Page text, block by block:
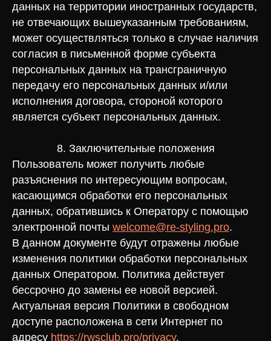
данных на территории иностранных государств,
не отвечающих вышеуказанным требованиям,
может осуществляться только в случае наличия
согласия в письменной форме субъекта
персональных данных на трансграничную
передачу его персональных данных и/или
исполнения договора, стороной которого
является субъект персональных данных.
8. Заключительные положения
Пользователь может получить любые
разъяснения по интересующим вопросам,
касающимся обработки его персональных
данных, обратившись к Оператору с помощью
электронной почты welcome@re-styling.pro.
В данном документе будут отражены любые
изменения политики обработки персональных
данных Оператором. Политика действует
бессрочно до замены ее новой версией.
Актуальная версия Политики в свободном
доступе расположена в сети Интернет по
адресу https://rwsclub.pro/privacy.